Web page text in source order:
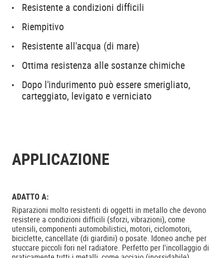
Resistente a condizioni difficili
Riempitivo
Resistente all'acqua (di mare)
Ottima resistenza alle sostanze chimiche
Dopo l'indurimento può essere smerigliato,
carteggiato, levigato e verniciato
APPLICAZIONE
ADATTO A:
Riparazioni molto resistenti di oggetti in metallo che devono
resistere a condizioni difficili (sforzi, vibrazioni), come
utensili, componenti automobilistici, motori, ciclomotori,
biciclette, cancellate (di giardini) o posate. Idoneo anche per
stuccare piccoli fori nel radiatore. Perfetto per l'incollaggio di